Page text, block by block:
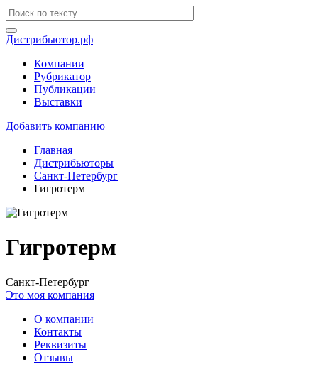
Дистрибьютор.рф
Компании
Рубрикатор
Публикации
Выставки
Добавить компанию
Главная
Дистрибьюторы
Санкт-Петербург
Гигротерм
Гигротерм
Санкт-Петербург
Это моя компания
О компании
Контакты
Реквизиты
Отзывы